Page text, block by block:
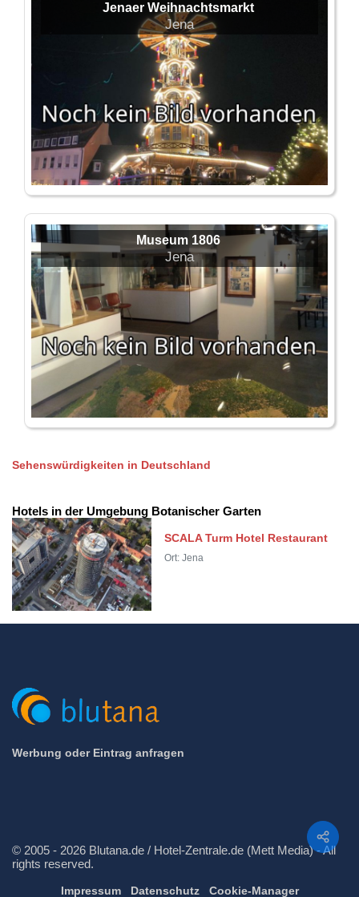
Teilen
Jenaer Weihnachtsmarkt
Jena
Museum 1806
Jena
Sehenswürdigkeiten in Deutschland
Hotels in der Umgebung Botanischer Garten
SCALA Turm Hotel Restaurant
Ort: Jena
Werbung oder Eintrag anfragen
© 2005 - 2026 Blutana.de / Hotel-Zentrale.de (Mett Media) - All
rights reserved.
Impressum Datenschutz Cookie-Manager